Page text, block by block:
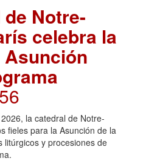
Notre-
celebra la
Asunción
la catedral de Notre-
fieles para la Asunción de la
litúrgicos y procesiones de